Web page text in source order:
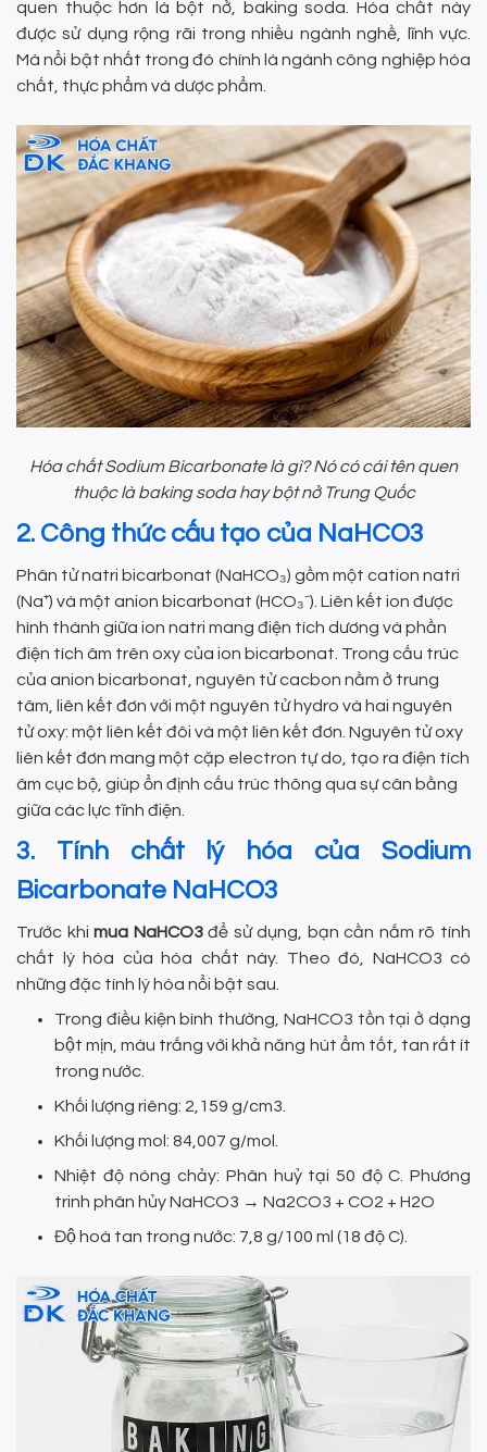
quen thuộc hơn là bột nở, baking soda. Hóa chất này
được sử dụng rộng rãi trong nhiều ngành nghề, lĩnh vực.
Mà nổi bật nhất trong đó chính là ngành công nghiệp hóa
chất, thực phẩm và dược phẩm.
Hóa chất Sodium Bicarbonate là gì? Nó có cái tên quen
thuộc là baking soda hay bột nở Trung Quốc
2. Công thức cấu tạo của NaHCO3
Phân tử natri bicarbonat (NaHCO₃) gồm một cation natri
(Na⁺) và một anion bicarbonat (HCO₃⁻). Liên kết ion được
hình thành giữa ion natri mang điện tích dương và phần
điện tích âm trên oxy của ion bicarbonat. Trong cấu trúc
của anion bicarbonat, nguyên tử cacbon nằm ở trung
tâm, liên kết đơn với một nguyên tử hydro và hai nguyên
tử oxy: một liên kết đôi và một liên kết đơn. Nguyên tử oxy
liên kết đơn mang một cặp electron tự do, tạo ra điện tích
âm cục bộ, giúp ổn định cấu trúc thông qua sự cân bằng
giữa các lực tĩnh điện.
3. Tính chất lý hóa của Sodium
Bicarbonate NaHCO3
Trước khimua NaHCO3để sử dụng, bạn cần nắm rõ tính
chất lý hóa của hóa chất này. Theo đó, NaHCO3 có
những đặc tính lý hóa nổi bật sau.
Trong điều kiện bình thường, NaHCO3 tồn tại ở dạng
bột mịn, màu trắng với khả năng hút ẩm tốt, tan rất ít
trong nước.
Khối lượng riêng: 2,159 g/cm3.
Khối lượng mol: 84,007 g/mol.
Nhiệt độ nóng chảy: Phân huỷ tại 50 độ C. Phương
trinh phân hủy NaHCO3 → Na2CO3 + CO2 + H2O
Độ hoà tan trong nước: 7,8 g/100 ml (18 độ C).